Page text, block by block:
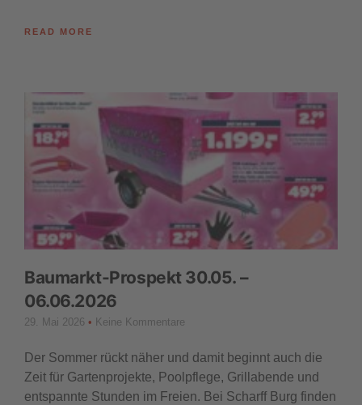
READ MORE
Baumarkt-Prospekt 30.05. –
06.06.2026
29. Mai 2026 Keine Kommentare
Der Sommer rückt näher und damit beginnt auch die
Zeit für Gartenprojekte, Poolpflege, Grillabende und
entspannte Stunden im Freien. Bei Scharff Burg finden